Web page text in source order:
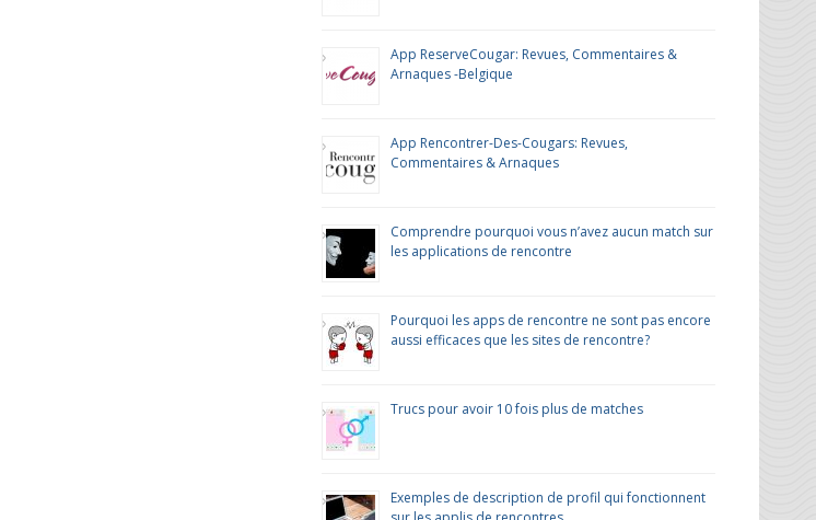
App ReserveCougar: Revues, Commentaires &
Arnaques -Belgique
App Rencontrer-Des-Cougars: Revues,
Commentaires & Arnaques
Comprendre pourquoi vous n’avez aucun match sur
les applications de rencontre
Pourquoi les apps de rencontre ne sont pas encore
aussi efficaces que les sites de rencontre?
Trucs pour avoir 10 fois plus de matches
Exemples de description de profil qui fonctionnent